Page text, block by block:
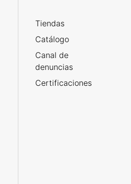
Tiendas
Catálogo
Canal de
denuncias
Certificaciones